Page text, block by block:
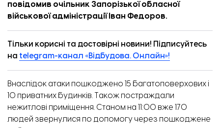
повідомив очільник Запорізької обласної
військової адміністрації Іван Федоров.
Тільки корисні та достовірні новини! Підписуйтесь
на telegram-канал «Відбудова. Онлайн»!
Внаслідок атаки пошкоджено 15 багатоповерхових і
10 приватних будинків. Також постраждали
нежитлові приміщення. Станом на 11:00 вже 170
людей звернулися по допомогу через пошкоджене